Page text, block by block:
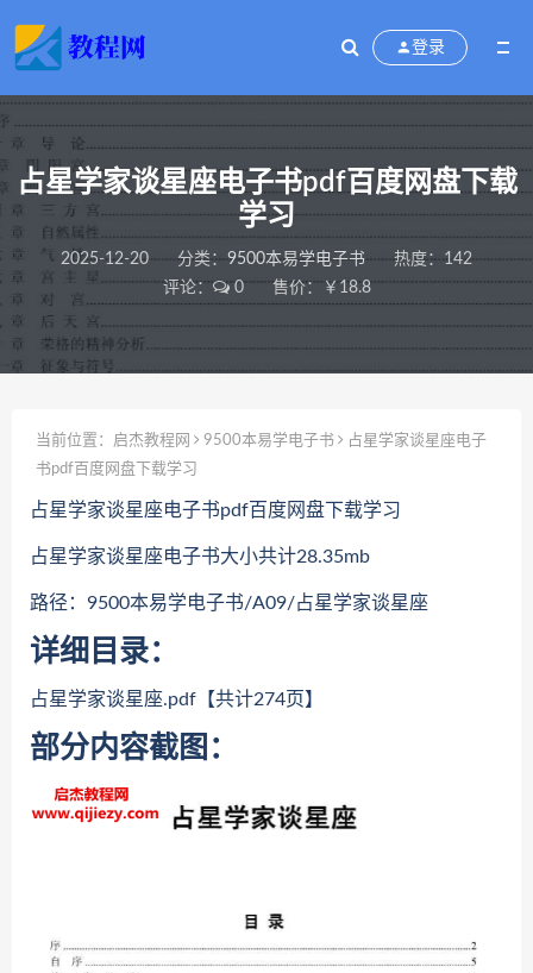
登录
占星学家谈星座电子书pdf百度网盘下载
学习
2025-12-20 分类： 9500本易学电子书
热度：142
评论：
0 售价：￥18.8
当前位置： 启杰教程网 9500本易学电子书
占星学家谈星座电子
书pdf百度网盘下载学习
占星学家谈星座电子书pdf百度网盘下载学习
占星学家谈星座电子书大小共计28.35mb
路径：9500本易学电子书/A09/占星学家谈星座
详细目录：
占星学家谈星座.pdf【共计274页】
部分内容截图：